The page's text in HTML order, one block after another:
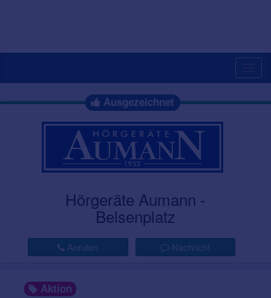
Ausgezeichnet
Hörgeräte Aumann -
Belsenplatz
Anrufen Nachricht
Aktion